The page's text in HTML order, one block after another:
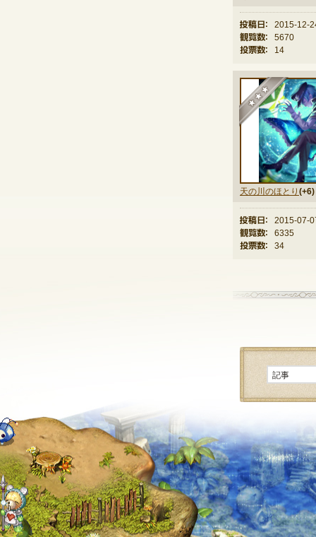
投稿日：
2015-12-
観覧数：
5670
投票数：
14
天の川のほとり (+6)
投稿日：
2015-07-
観覧数：
6335
投票数：
34